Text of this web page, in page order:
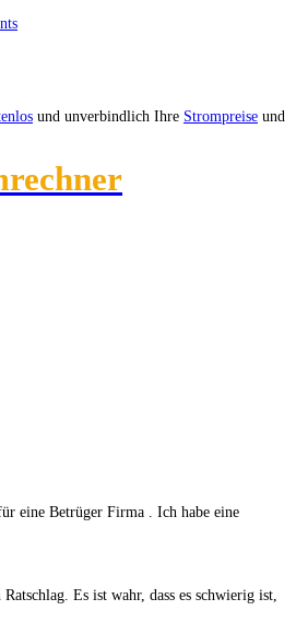
und unverbindlich Ihre Strompreise und
eine Betrüger Firma . Ich habe eine
Es ist wahr, dass es schwierig ist,